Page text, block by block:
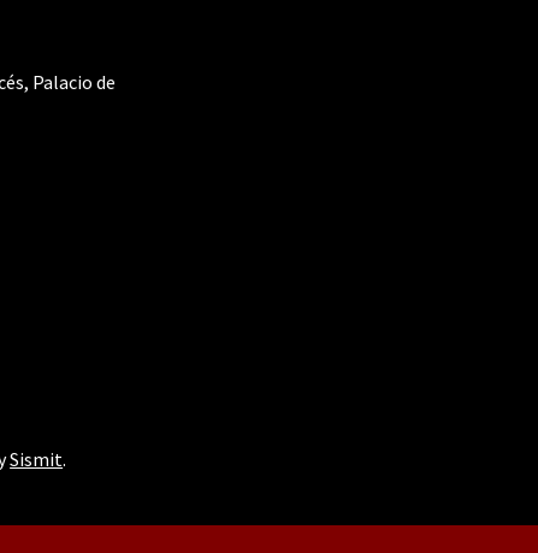
Palacio de
Sismit.